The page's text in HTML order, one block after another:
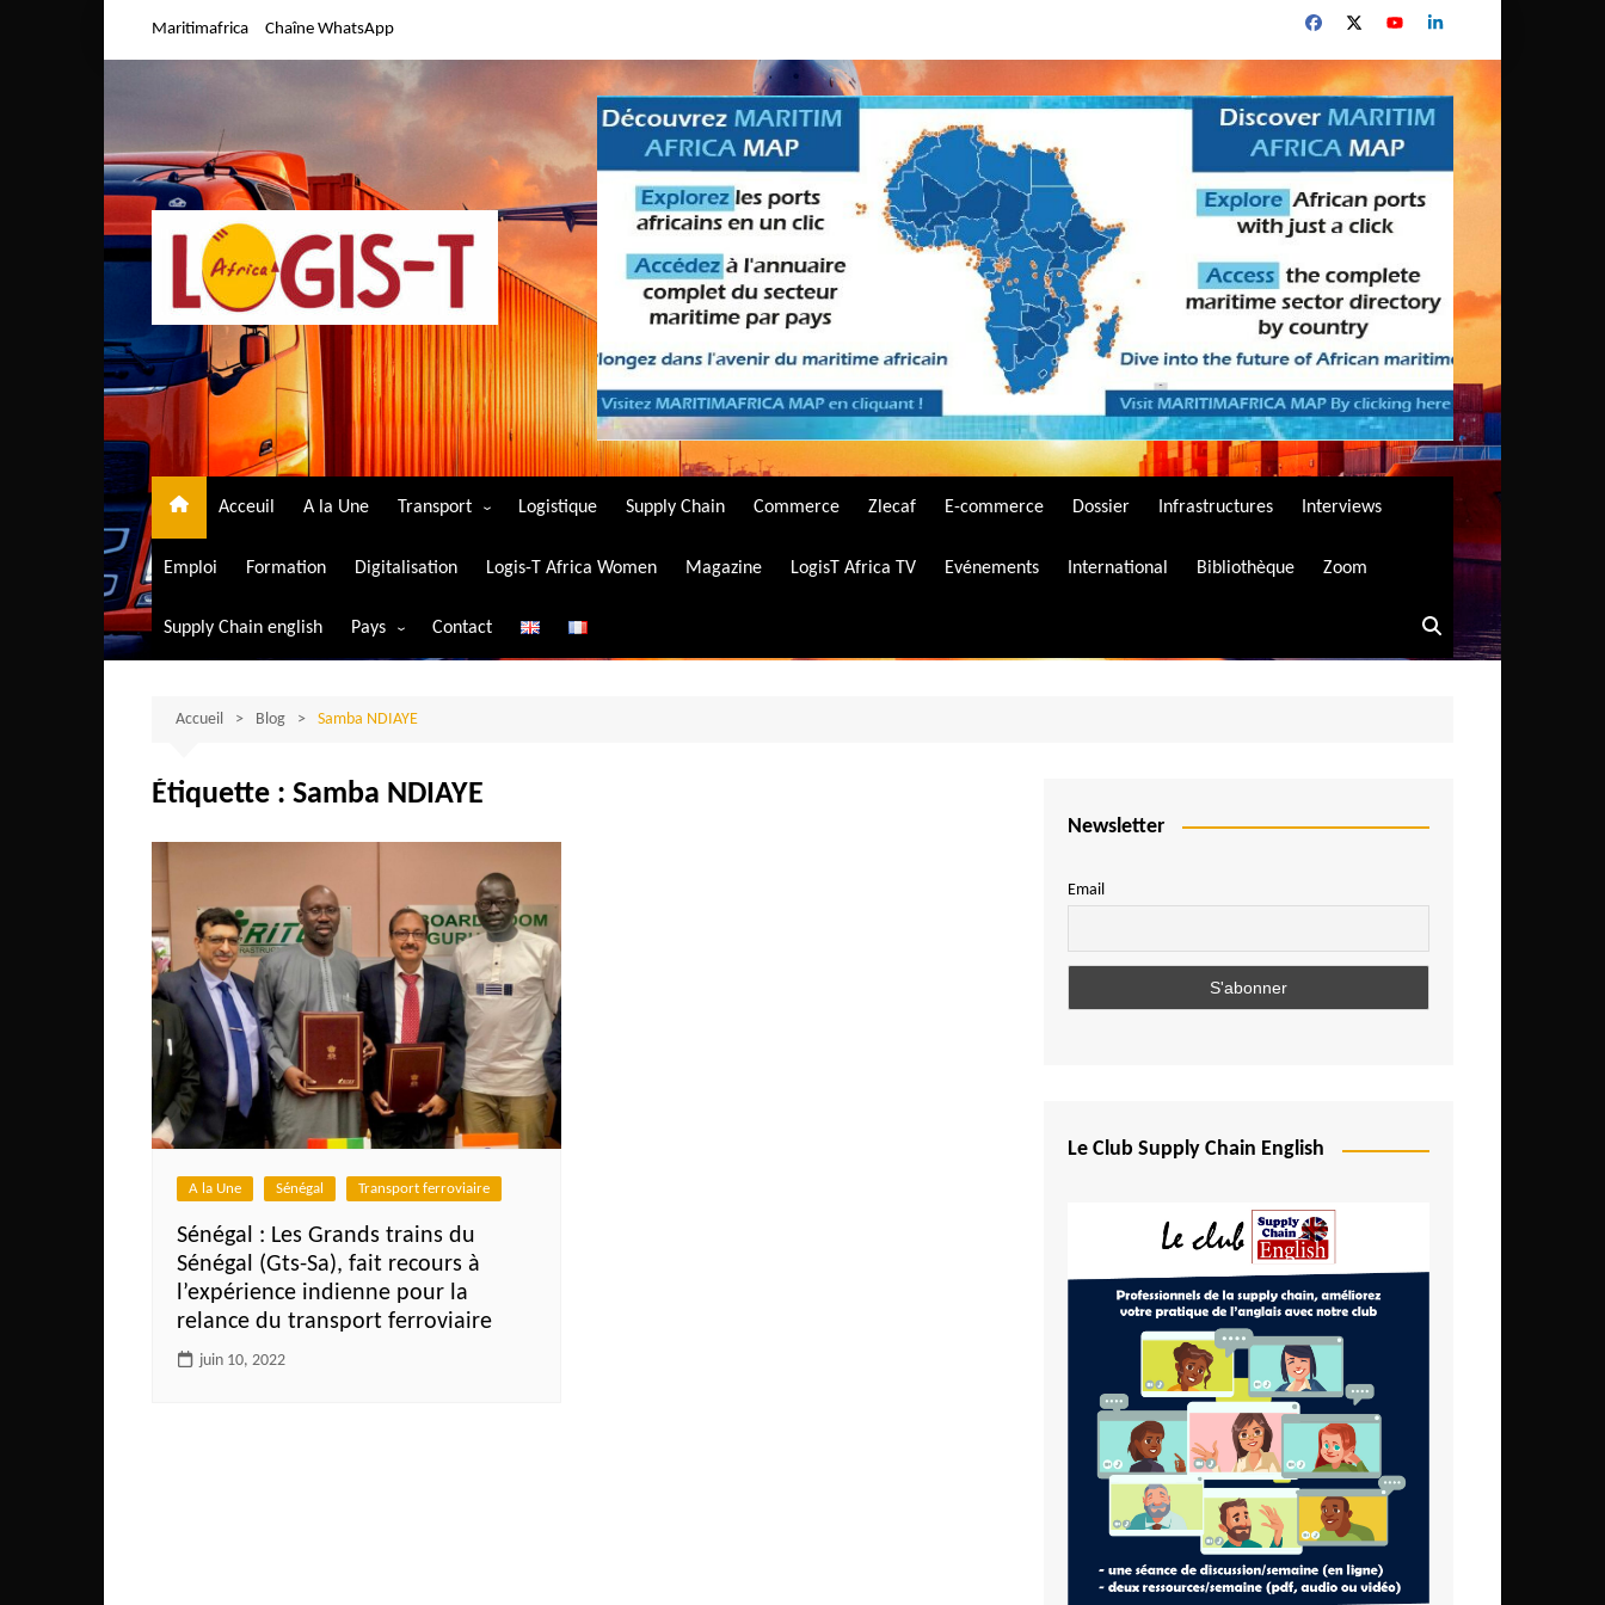
Maritimafrica Chaîne WhatsApp
Acceuil A la Une Transport
Transport aérien
Transport ferroviaire
Transport routier
Logistique Supply Chain Commerce Zlecaf E-commerce Dossier Infrastructures Interviews
Emploi Formation Digitalisation Logis-T Africa Women Magazine LogisT Africa TV Evénements International Bibliothèque Zoom
Supply Chain english Pays
Algérie
Bénin
Burkina-Faso
Bostwana
Cameroun
Centrafrique
Comores
Côte d’Ivoire
Djibouti
Ethiopie
Gabon
Gambie
Ghana
Contact
Accueil Blog Samba NDIAYE
Étiquette : Samba NDIAYE
A la Une Sénégal Transport ferroviaire
Sénégal : Les Grands trains du
Sénégal (Gts-Sa), fait recours à
l’expérience indienne pour la
relance du transport ferroviaire
juin 10, 2022
Newsletter
Email
Le Club Supply Chain English